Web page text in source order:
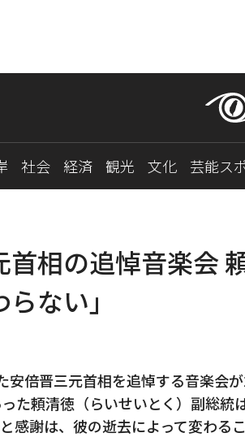
社会 経済 観光 文化 芸能ス
首相の追悼音楽会
ない」
安倍晋三元首相を追悼する音楽会
た頼清徳（らいせいとく）副総統
感謝は、彼の逝去によって変わる